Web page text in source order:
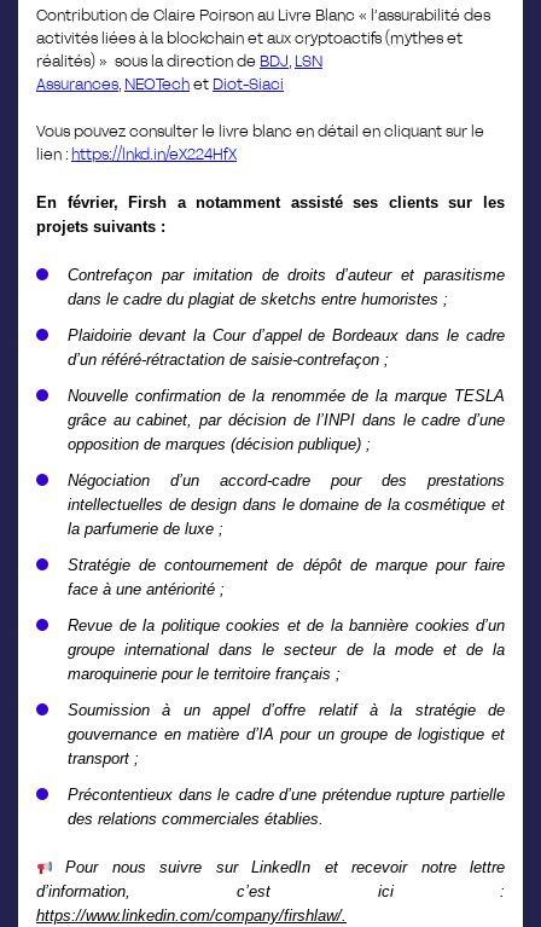
Contribution de Claire Poirson au Livre Blanc « l’assurabilité des
activités liées à la blockchain et aux cryptoactifs (mythes et
réalités) » sous la direction de BDJ, LSN
Assurances, NEOTech et Diot-Siaci
Vous pouvez consulter le livre blanc en détail en cliquant sur le
lien : https://lnkd.in/eX224HfX
En février, Firsh a notamment assisté ses clients sur les
projets suivants :
Contrefaçon par imitation de droits d’auteur et parasitisme
dans le cadre du plagiat de sketchs entre humoristes ;
Plaidoirie devant la Cour d’appel de Bordeaux dans le cadre
d’un référé-rétractation de saisie-contrefaçon ;
Nouvelle confirmation de la renommée de la marque TESLA
grâce au cabinet, par décision de l’INPI dans le cadre d’une
opposition de marques (décision publique) ;
Négociation d’un accord-cadre pour des prestations
intellectuelles de design dans le domaine de la cosmétique et
la parfumerie de luxe ;
Stratégie de contournement de dépôt de marque pour faire
face à une antériorité ;
Revue de la politique cookies et de la bannière cookies d’un
groupe international dans le secteur de la mode et de la
maroquinerie pour le territoire français ;
Soumission à un appel d’offre relatif à la stratégie de
gouvernance en matière d’IA pour un groupe de logistique et
transport ;
Précontentieux dans le cadre d’une prétenduerupture partielle
des relations commerciales établies.
Pour nous suivre sur LinkedIn et recevoir notre lettre
d’information, c’est ici :
https://www.linkedin.com/company/firshlaw/.